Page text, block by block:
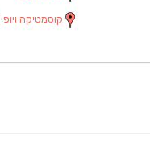
קוסמטיקה ויופי